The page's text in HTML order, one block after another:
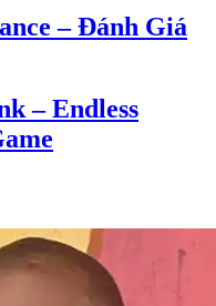
– Đánh Giá
– Endless